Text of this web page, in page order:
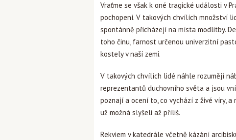
Vraťme se však k oné tragické události v
pochopení. V takových chvílích množství
spontánně přicházejí na místa modlitby.
toho činu, farnost určenou univerzitní
kostely v naší zemi.
V takových chvílích lidé náhle rozumějí
reprezentantů duchovního světa a jsou
poznají a ocení to, co vychází z živé víry,
už možná slyšeli až příliš.
Rekviem v katedrále včetně kázání